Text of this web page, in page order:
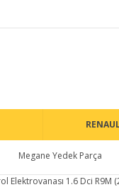
Megane Yedek Parça